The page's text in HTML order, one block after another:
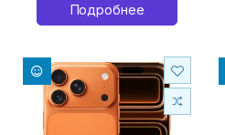
Подробнее